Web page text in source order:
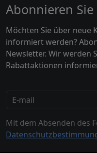
Abonnieren
Möchten Sie über neue
informiert werden?
Newsletter. Wir werden
Rabattaktionen
Mit dem Absenden des